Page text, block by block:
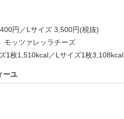
円／Lサイズ 3,500円(税抜)
モッツァレッラチーズ
1枚1,510kcal／Lサイズ1枚3,108kcal
ーユ